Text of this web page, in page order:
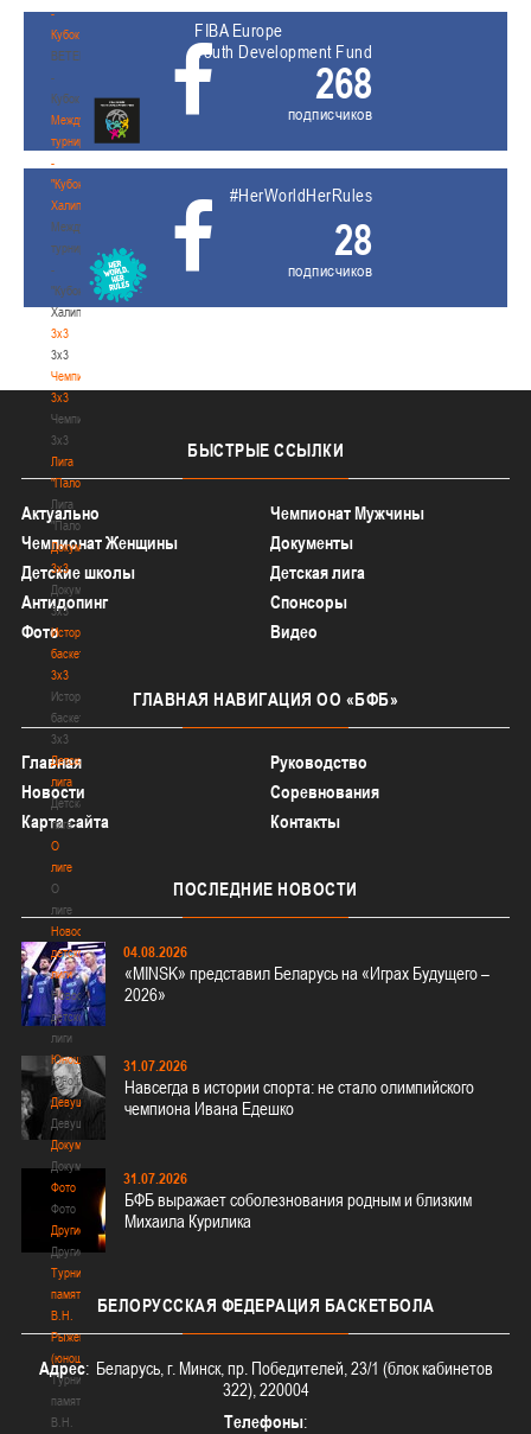
-
Кубок
BETERA
-
Кубок
Международный
турнир
-
"Кубок
Халипского"
Международный
турнир
-
"Кубок
Халипского"
3x3
3x3
Чемпионат
3х3
Чемпионат
3х3
Лига
"Палова"
Лига
"Палова"
Документы
3х3
Документы
3х3
История
баскетбола
3х3
История
баскетбола
3х3
Детская
лига
Детская
лига
О
лиге
О
лиге
Новости
детской
лиги
Новости
детской
лиги
Юноши
Юноши
Девушки
Девушки
Документы
Документы
Фото
Фото
Другие
Другие
Турнир
памяти
В.Н.
Рыженкова
(юноши)
Турнир
памяти
В.Н.
FIBA Europe
Youth Development Fund
268
подписчиков
#HerWorldHerRules
28
подписчиков
БЫСТРЫЕ ССЫЛКИ
Актуально
Чемпионат Мужчины
Чемпионат Женщины
Документы
Детские школы
Детская лига
Антидопинг
Спонсоры
Фото
Видео
ГЛАВНАЯ НАВИГАЦИЯ ОО «БФБ»
Главная
Руководство
Новости
Соревнования
Карта сайта
Контакты
ПОСЛЕДНИЕ НОВОСТИ
04.08.2026
«MINSK» представил Беларусь на «Играх Будущего –
2026»
31.07.2026
Навсегда в истории спорта: не стало олимпийского
чемпиона Ивана Едешко
31.07.2026
БФБ выражает соболезнования родным и близким
Михаила Курилика
БЕЛОРУССКАЯ ФЕДЕРАЦИЯ БАСКЕТБОЛА
Адрес: Беларусь, г. Минск, пр. Победителей, 23/1 (блок кабинетов
322), 220004
Телефоны: